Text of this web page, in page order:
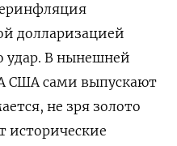
долларизацией
удар. В нынешней
США сами выпускают
не зря золото
исторические